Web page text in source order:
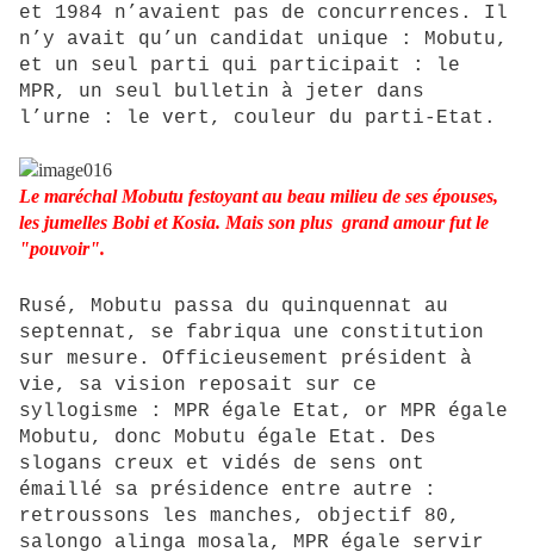
et 1984 n’avaient pas de concurrences. Il
n’y avait qu’un candidat unique : Mobutu,
et un seul parti qui participait : le
MPR, un seul bulletin à jeter dans
l’urne : le vert, couleur du parti-Etat.
Le maréchal Mobutu festoyant au beau milieu de ses épouses,
les jumelles Bobi et Kosia. Mais son plus grand amour fut le
"pouvoir".
Rusé, Mobutu passa du quinquennat au
septennat, se fabriqua une constitution
sur mesure. Officieusement président à
vie, sa vision reposait sur ce
syllogisme : MPR égale Etat, or MPR égale
Mobutu, donc Mobutu égale Etat. Des
slogans creux et vidés de sens ont
émaillé sa présidence entre autre :
retroussons les manches, objectif 80,
salongo alinga mosala, MPR égale servir